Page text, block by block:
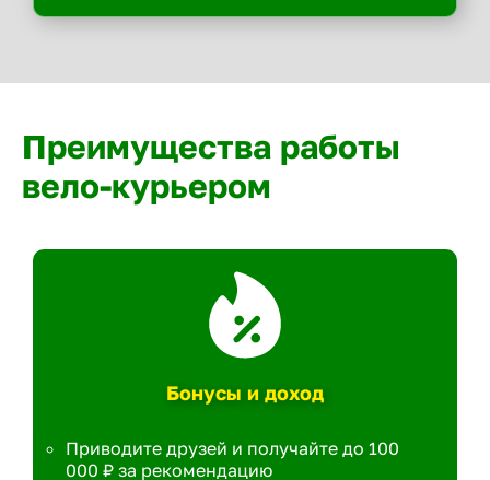
Преимущества работы
вело-курьером
Бонусы и доход
Приводите друзей и получайте до 100
000 ₽ за рекомендацию